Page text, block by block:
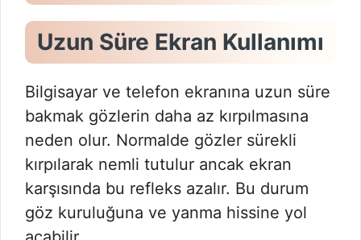
Uzun Süre Ekran Kullanımı
Bilgisayar ve telefon ekranına uzun süre
bakmak gözlerin daha az kırpılmasına
neden olur. Normalde gözler sürekli
kırpılarak nemli tutulur ancak ekran
karşısında bu refleks azalır. Bu durum
göz kuruluğuna ve yanma hissine yol